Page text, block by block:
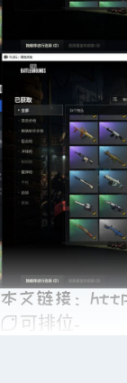
本文链接：
可排位-